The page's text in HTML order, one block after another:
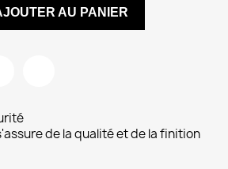
AU PANIER
de la qualité et de la finition